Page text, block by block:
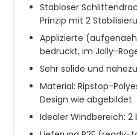
Stabloser
Prinzip mit 2
Applizierte
bedruckt, im Jolly-
Sehr solide und
Material: Ripstop-
Design wie abgebildet
Idealer Windbereich: 2